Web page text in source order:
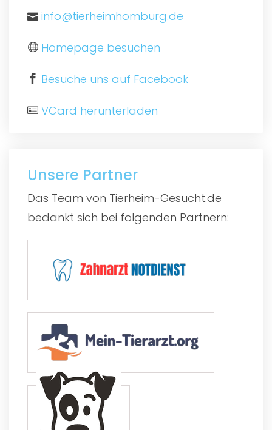
info@tierheimhomburg.de
Homepage besuchen
Besuche uns auf Facebook
VCard herunterladen
Unsere Partner
Das Team von Tierheim-Gesucht.de
bedankt sich bei folgenden Partnern: